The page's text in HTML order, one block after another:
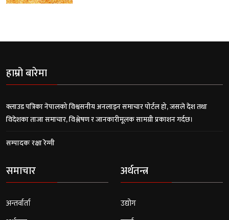
हाम्रो बारेमा
क्लाउड पत्रिका नेपालको विश्वसनीय अनलाइन समाचार पोर्टल हो, जसले देश तथा
विदेशका ताजा समाचार, विश्लेषण र जानकारीमूलक सामग्री प्रकाशन गर्दछ।
सम्पादकः रक्षा रेग्मी
समाचार
अन्तर्वार्ता
अर्थतन्त्र
उद्योग